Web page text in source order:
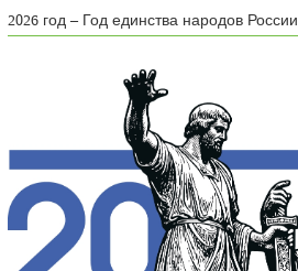
2026 год – Год единства народов России